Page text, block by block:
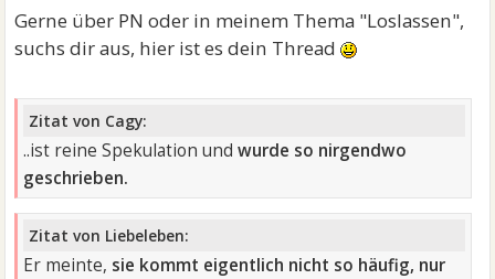
Gerne über PN oder in meinem Thema "Loslassen",
suchs dir aus, hier ist es dein Thread
Zitat von Cagy:
..ist reine Spekulation und wurde so nirgendwo
geschrieben.
Zitat von Liebeleben:
Er meinte, sie kommt eigentlich nicht so häufig, nur